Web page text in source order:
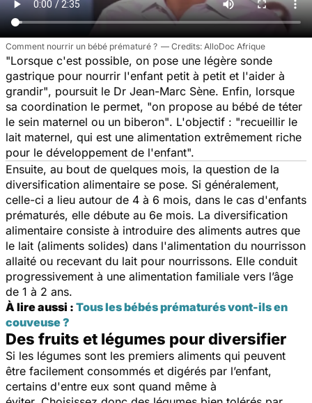
Comment nourrir un bébé prématuré ? AlloDoc Afrique
"Lorsque c'est possible, on pose une légère sonde
gastrique pour nourrir l'enfant petit à petit et l'aider à
grandir", poursuit le Dr Jean-Marc Sène. Enfin, lorsque
sa coordination le permet, "on propose au bébé de téter
le sein maternel ou un biberon". L'objectif : "recueillir le
lait maternel, qui est une alimentation extrêmement riche
pour le développement de l'enfant".
Ensuite, au bout de quelques mois, la question de la
diversification alimentaire se pose. Si généralement,
celle-ci a lieu autour de 4 à 6 mois, dans le cas d'enfants
prématurés, elle débute au 6e mois. La diversification
alimentaire consiste à introduire des aliments autres que
le lait (aliments solides) dans l'alimentation du nourrisson
allaité ou recevant du lait pour nourrissons. Elle conduit
progressivement à une alimentation familiale vers l’âge
de 1 à 2 ans.
À lire aussi : Tous les bébés prématurés vont-ils en
couveuse ?
Des fruits et légumes pour diversifier
Si les légumes sont les premiers aliments qui peuvent
être facilement consommés et digérés par l’enfant,
certains d'entre eux sont quand même à